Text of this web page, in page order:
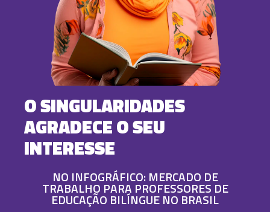
O SINGULARIDADES
AGRADECE O SEU
INTERESSE
NO INFOGRÁFICO: MERCADO DE
TRABALHO PARA PROFESSORES DE
EDUCAÇÃO BILÍNGUE NO BRASIL